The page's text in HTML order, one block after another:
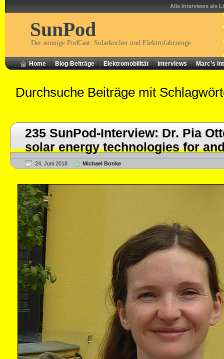
Alle Interviews als
SunPod
Der sonnige PodCast: Solarkocher und Elektrofahrzeuge
Home Blog-Beiträge Elektromobilität Interviews Marc's
Durchsuche Beiträge mit
235 SunPod-Interview: Dr. Pia
solar energy technologies for
24. Juni 2018 Michael Bonke